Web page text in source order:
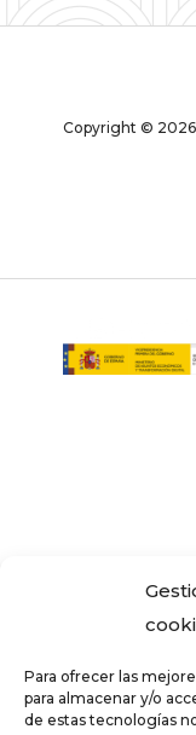
Para ofrecer las
para almacenar y/o
de estas tecnologías
Copyright © 2026